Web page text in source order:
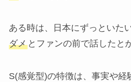
ある時は、日本にずっといた
ダメとファンの前で話したと
S(感覚型)の特徴は、事実や経